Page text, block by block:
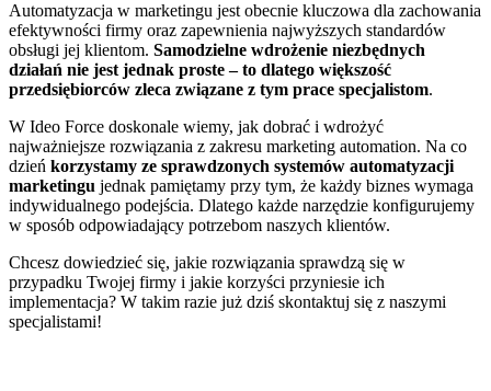
Automatyzacja w marketingu jest obecnie kluczowa dla zachowania
efektywności firmy oraz zapewnienia najwyższych standardów
obsługi jej klientom. Samodzielne wdrożenie niezbędnych
działań nie jest jednak proste – to dlatego większość
przedsiębiorców zleca związane z tym prace specjalistom.
W Ideo Force doskonale wiemy, jak dobrać i wdrożyć
najważniejsze rozwiązania z zakresu marketing automation. Na co
dzień korzystamy ze sprawdzonych systemów automatyzacji
marketingu jednak pamiętamy przy tym, że każdy biznes wymaga
indywidualnego podejścia. Dlatego każde narzędzie konfigurujemy
w sposób odpowiadający potrzebom naszych klientów.
Chcesz dowiedzieć się, jakie rozwiązania sprawdzą się w
przypadku Twojej firmy i jakie korzyści przyniesie ich
implementacja? W takim razie już dziś skontaktuj się z naszymi
specjalistami!